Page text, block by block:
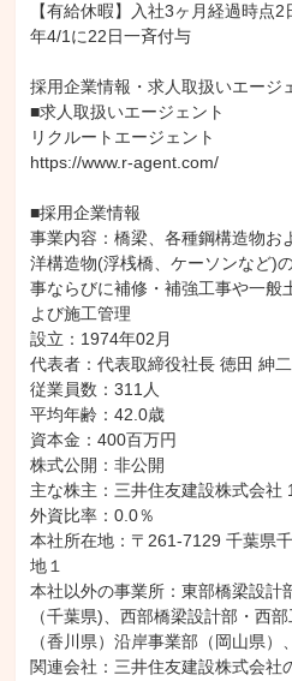
【有給休暇】入社3ヶ月経過時点
年4/1に22日一斉付与
採用企業情報・求人取扱いエージ
■求人取扱いエージェント
リクルートエージェント
https://www.r-agent.com/
■採用企業情報
事業内容：橋梁、各種鋼構造物お
洋構造物(浮桟橋、ケーソンなど)
事ならびに補修・補強工事や一般
よび施工管理
設立：1974年02月
代表者：代表取締役社長 徳田 紳二
従業員数：311人
平均年齢：42.0歳
資本金：400百万円
株式公開：非公開
主な株主：三井住友建設株式会社
外資比率：0.0％
本社所在地：〒261-7129 千葉県
地１
本社以外の事業所：東部橋梁設計
（千葉県)、西部橋梁設計部・西
（香川県）沿岸事業部（岡山県）
関連会社：三井住友建設株式会社